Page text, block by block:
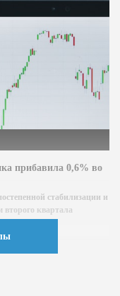
прибавила 0,6% во
стабилизации и
квартала